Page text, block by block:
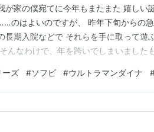
が家の僕宛てに今年もまたまた 嬉しい
のはよいのですが、 昨年下旬からの
長期入院などで それらを手に取って遊
んなわけで、年を跨いでしまいました
ダイナ』でデビューし、シリーズ最新
深い”破壊獣・モンスアーガ…
ーズ #ソフビ #ウルトラマンダイナ